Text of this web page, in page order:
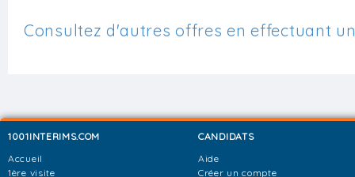
Consultez d'autres offres en effectuant
1001INTERIMS.COM
Accueil
1ère visite
CANDIDATS
Aide
Créer un compte